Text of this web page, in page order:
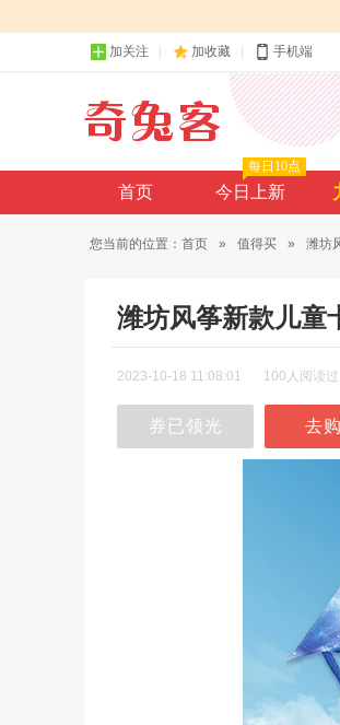
加关注 加收藏 手机端
首页 今日上新
每日10点
您当前的位置： 首页 » 值得买 » 潍坊
潍坊风筝新款儿童
2023-10-18 11:08:01 100人阅读过
券已领光 去